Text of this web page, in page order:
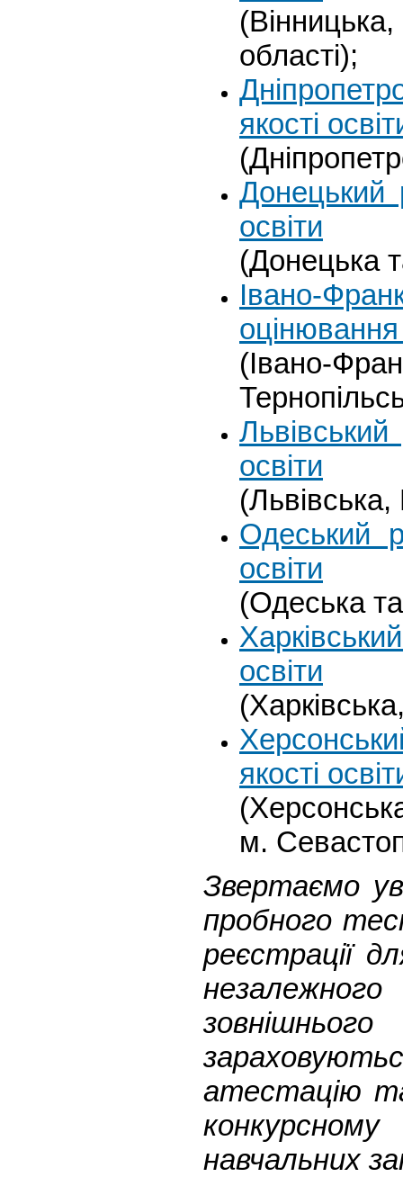
області);
якості
Донецький
освіти
(Донецька
Івано-
оцінювання
(Івано-
освіти
Одеський
освіти
(Одеська
освіти
якості
м.
Звертаємо
пробного
реєстрації
атестацію
навчальних